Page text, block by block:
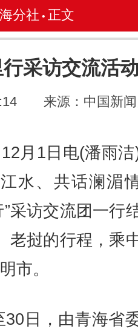
分社 • 正文
采访交流活
来源：中国新
1日电(潘雨洁
江水、共话澜
采访交流团一行
老挝的行程，乘
市。
日，由青海省